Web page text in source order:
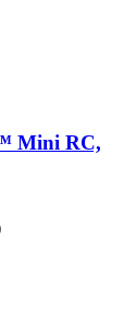
Mini RC,